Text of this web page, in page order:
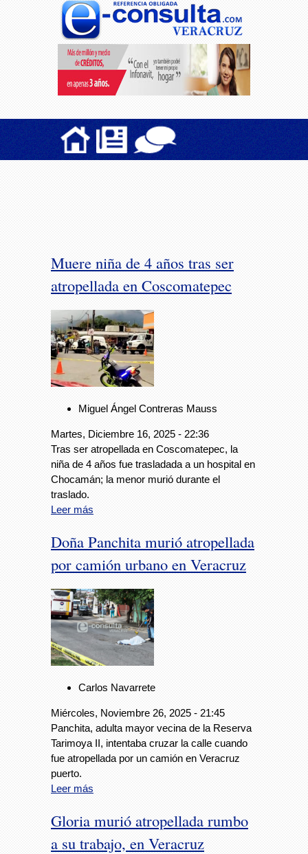
Muere niña de 4 años tras ser
atropellada en Coscomatepec
Miguel Ángel Contreras Mauss
Martes, Diciembre 16, 2025 - 22:36
Tras ser atropellada en Coscomatepec, la
niña de 4 años fue trasladada a un hospital en
Chocamán; la menor murió durante el
traslado.
Leer más
Doña Panchita murió atropellada
por camión urbano en Veracruz
Carlos Navarrete
Miércoles, Noviembre 26, 2025 - 21:45
Panchita, adulta mayor vecina de la Reserva
Tarimoya II, intentaba cruzar la calle cuando
fue atropellada por un camión en Veracruz
puerto.
Leer más
Gloria murió atropellada rumbo
a su trabajo, en Veracruz